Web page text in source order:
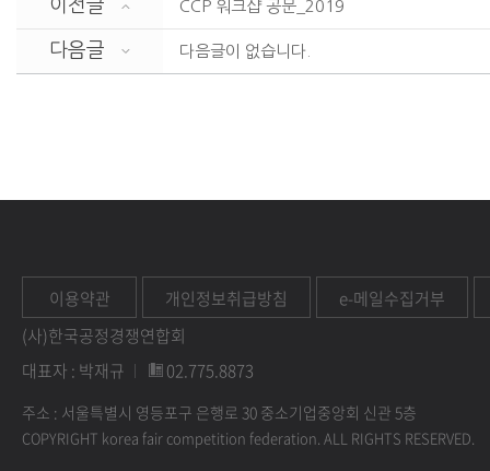
이전글 CCP 워크샵 공문_2019
다음글 다음글이 없습니다.
이용약관 개인정보취급방침
e-메일수집거부
(사)한국공정경쟁연합회
대표자 : 박재규
02.775.8873
주소 : 서울특별시 영등포구 은행로 30 중소기업중앙회 신관 5층
COPYRIGHT korea fair competition federation. ALL RIGHTS RESERVED.